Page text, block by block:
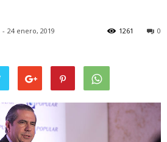
- 24 enero, 2019 0
1261